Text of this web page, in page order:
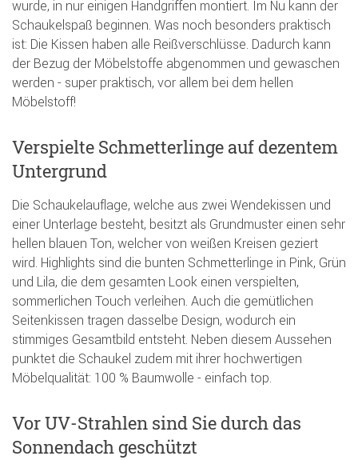
wurde, in nur einigen Handgriffen montiert. Im Nu kann der
Schaukelspaß beginnen. Was noch besonders praktisch
ist: Die Kissen haben alle Reißverschlüsse. Dadurch kann
der Bezug der Möbelstoffe abgenommen und gewaschen
werden - super praktisch, vor allem bei dem hellen
Möbelstoff!
Verspielte Schmetterlinge auf dezentem
Untergrund
Die Schaukelauflage, welche aus zwei Wendekissen und
einer Unterlage besteht, besitzt als Grundmuster einen sehr
hellen blauen Ton, welcher von weißen Kreisen geziert
wird. Highlights sind die bunten Schmetterlinge in Pink, Grün
und Lila, die dem gesamten Look einen verspielten,
sommerlichen Touch verleihen. Auch die gemütlichen
Seitenkissen tragen dasselbe Design, wodurch ein
stimmiges Gesamtbild entsteht. Neben diesem Aussehen
punktet die Schaukel zudem mit ihrer hochwertigen
Möbelqualität: 100 % Baumwolle - einfach top.
Vor UV-Strahlen sind Sie durch das
Sonnendach geschützt